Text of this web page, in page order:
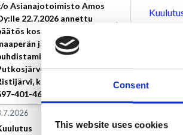
Consent
This website uses cookies
o Asianajotoimisto Amos
22.7.2026 annettu
koskee pilaantuneen
ja pohjaveden
osoitteessa
28,
kiinteistötunnus
401-46-9.
keskus